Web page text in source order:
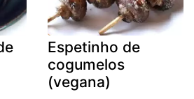
Espetinho de
cogumelos
(vegana)